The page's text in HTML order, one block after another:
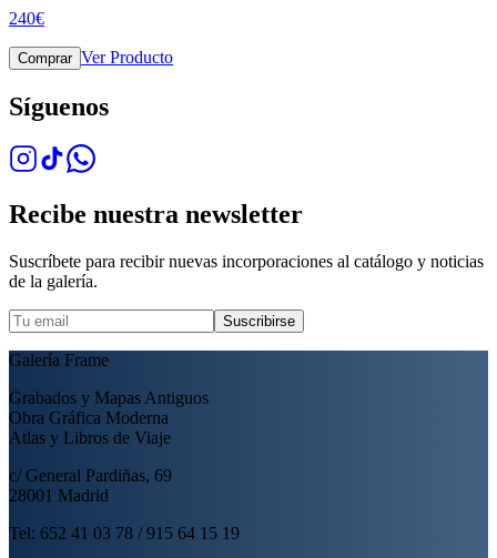
240€
Comprar Ver Producto
Síguenos
Recibe nuestra newsletter
Suscríbete para recibir nuevas incorporaciones al catálogo y noticias
de la galería.
Suscribirse
Galería Frame
Grabados y Mapas Antiguos
Obra Gráfica Moderna
Atlas y Libros de Viaje
c/ General Pardiñas, 69
28001 Madrid
Tel: 652 41 03 78 / 915 64 15 19